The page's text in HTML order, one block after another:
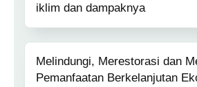
iklim dan dampaknya
Melindungi, Merestorasi dan
Pemanfaatan Berkelanjutan